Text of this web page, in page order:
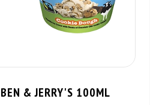
& JERRY'S 100ML